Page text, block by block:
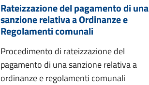
Rateizzazione del pagamento di una
sanzione relativa a Ordinanze e
Regolamenti comunali
Procedimento di rateizzazione del
pagamento di una sanzione relativa a
ordinanze e regolamenti comunali